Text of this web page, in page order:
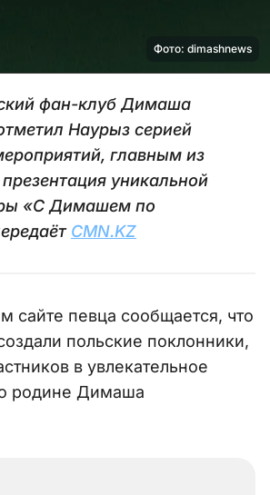
Фото: dimashnews
фан-клуб Димаша
Наурыз серией
главным из
уникальной
«С Димашем по
CMN.KZ
сайте певца сообщается, что
польские поклонники,
в увлекательное
родине Димаша